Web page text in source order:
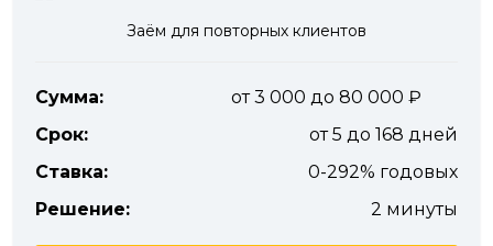
Заём для повторных клиентов
Сумма:
от 3 000 до 80 000
Срок:
от 5 до 168 дней
Ставка:
0-292% годовых
Решение:
2 минуты